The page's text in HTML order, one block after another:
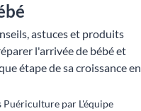
astuces et produits
l'arrivée de bébé et
étape de sa croissance en
Puériculture par L'équipe